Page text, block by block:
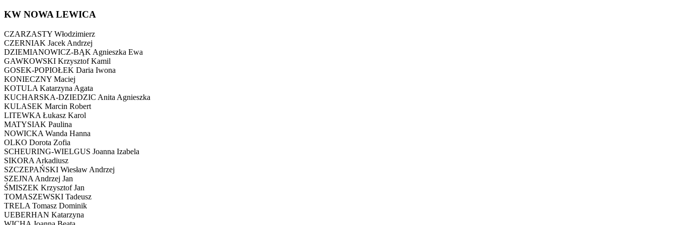
KW NOWA LEWICA
CZARZASTY Włodzimierz
CZERNIAK Jacek Andrzej
DZIEMIANOWICZ-BĄK Agnieszka Ewa
GAWKOWSKI Krzysztof Kamil
GOSEK-POPIOŁEK Daria Iwona
KONIECZNY Maciej
KOTULA Katarzyna Agata
KUCHARSKA-DZIEDZIC Anita Agnieszka
KULASEK Marcin Robert
LITEWKA Łukasz Karol
MATYSIAK Paulina
NOWICKA Wanda Hanna
OLKO Dorota Zofia
SCHEURING-WIELGUS Joanna Izabela
SIKORA Arkadiusz
SZCZEPAŃSKI Wiesław Andrzej
SZEJNA Andrzej Jan
ŚMISZEK Krzysztof Jan
TOMASZEWSKI Tadeusz
TRELA Tomasz Dominik
UEBERHAN Katarzyna